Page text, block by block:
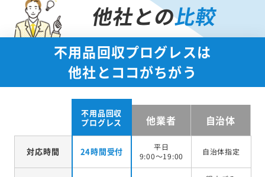
他社との比較
不用品回収プログレスは
他社とココがちがう
不用品回収
プログレス
他業者 自治体
対応時間 24時間受付
平日
9:00～19:00
自治体指定